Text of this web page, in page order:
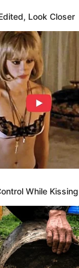
tergabung
Sinka,
Look Closer
While